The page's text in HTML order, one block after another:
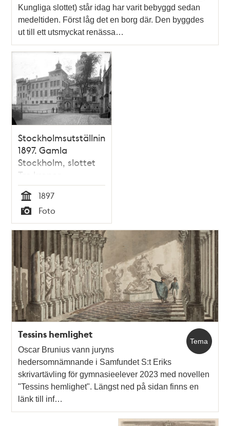
Kungliga slottet) står idag har varit bebyggd sedan
medeltiden. Först låg det en borg där. Den byggdes
ut till ett utsmyckat renässa…
Stockholmsutställningen
1897. Gamla
Stockholm, slottet
Tre kronor
Tid
1897
Typ
Foto
Tema
Tessins hemlighet
Oscar Brunius vann juryns
hedersomnämnande i Samfundet S:t Eriks
skrivartävling för gymnasieelever 2023 med novellen
"Tessins hemlighet". Längst ned på sidan finns en
länk till inf…